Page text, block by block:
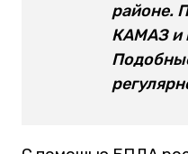
районе.
КАМАЗ и